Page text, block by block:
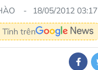
18/05/2012 03:17
trên